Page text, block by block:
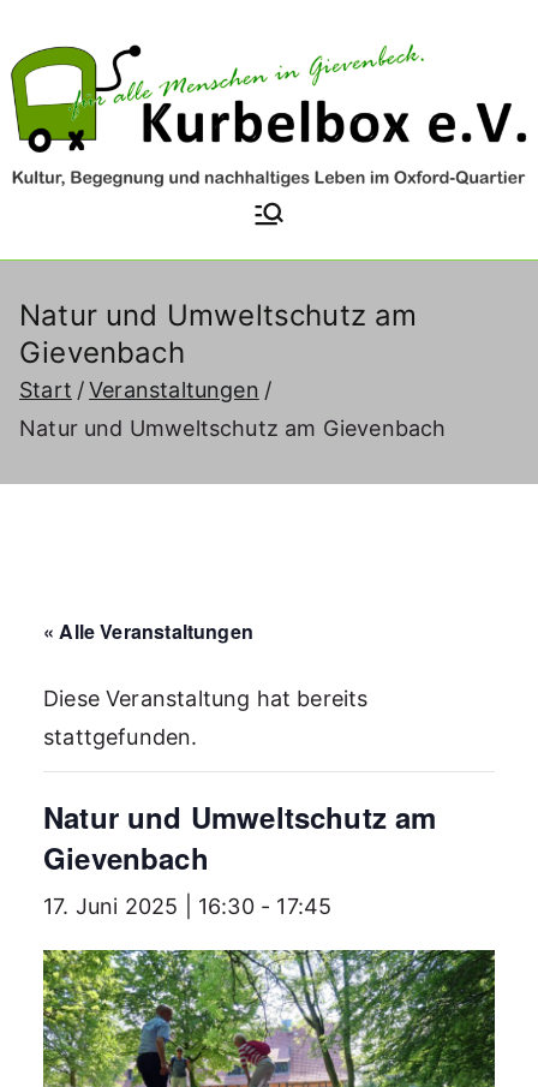
Inhalt
springen
Kurbelbox e.V.
nachhaltiges Leben im Oxford-
Natur und Umweltschutz am
Gievenbach
Start
Veranstaltungen
Natur und Umweltschutz am Gievenbach
« Alle Veranstaltungen
Diese Veranstaltung hat bereits
stattgefunden.
Natur und Umweltschutz am
Gievenbach
17. Juni 2025 | 16:30- 17:45